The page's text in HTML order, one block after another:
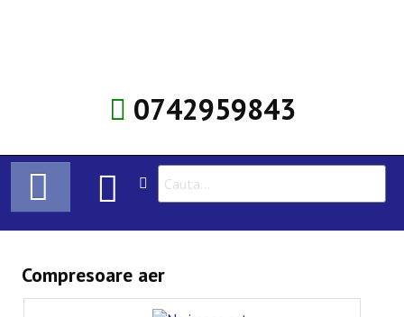
0742959843
COMPRESOARE
Compresoare aer